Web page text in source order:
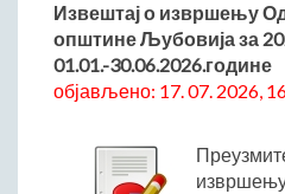
ВЕСТИ
ТУРИЗАМ
Римски мост
Кањон Трешњице
Извештај о извршењу
општине Љубовија за
01.01.-30.06.2026.године
објављено: 17. 07. 2026,